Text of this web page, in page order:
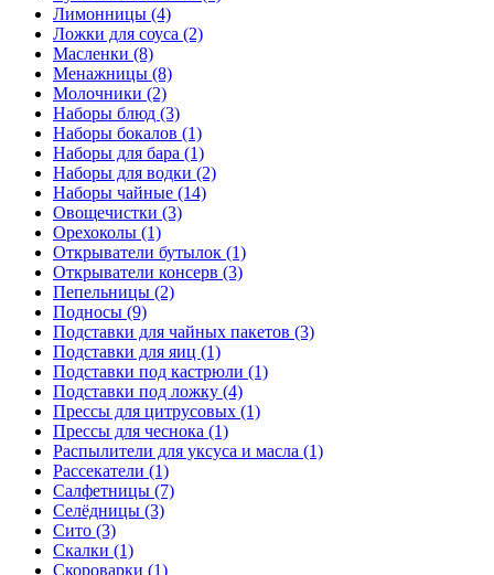
Лимонницы (4)
Ложки для соуса (2)
Масленки (8)
Менажницы (8)
Молочники (2)
Наборы блюд (3)
Наборы бокалов (1)
Наборы для бара (1)
Наборы для водки (2)
Наборы чайные (14)
Овощечистки (3)
Орехоколы (1)
Открыватели бутылок (1)
Открыватели консерв (3)
Пепельницы (2)
Подносы (9)
Подставки для чайных пакетов (3)
Подставки для яиц (1)
Подставки под кастрюли (1)
Подставки под ложку (4)
Прессы для цитрусовых (1)
Прессы для чеснока (1)
Распылители для уксуса и масла (1)
Рассекатели (1)
Салфетницы (7)
Селёдницы (3)
Сито (3)
Скалки (1)
Скороварки (1)